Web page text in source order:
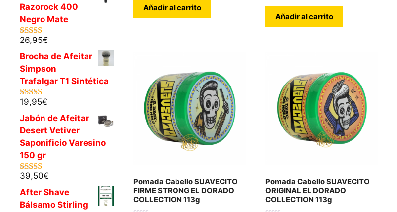
Añadir al carrito
Añadir al carrito
Pomada Cabello SUAVECITO
FIRME STRONG EL DORADO
COLLECTION 113g
Pomada Cabello SUAVECITO
ORIGINAL EL DORADO
COLLECTION 113g
Razorock 400
Negro Mate
5.00de 5
26,95€
Brocha de Afeitar
Simpson
Trafalgar T1 Sintética
5.00de 5
19,95€
Jabón de Afeitar
Desert Vetiver
Saponificio Varesino
150 gr
5.00de 5
39,50€
After Shave
Bálsamo Stirling